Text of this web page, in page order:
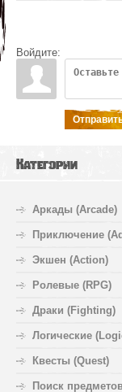
Войдите:
Категории
Аркады (Arcade)
Приключение
Экшен (Action)
Ролевые (RPG)
Драки (Fighting)
Логические
Квесты (Quest)
Поиск